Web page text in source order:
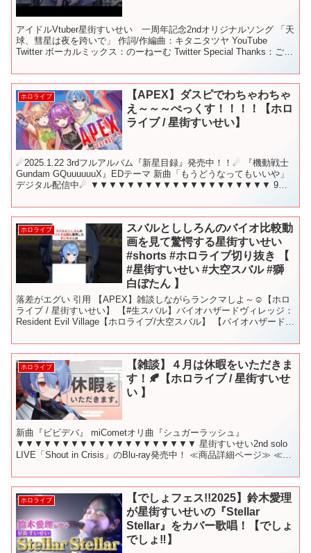
アイドルVtuber星街すいせい 一周年記念2ndオリジナルソング 「天
球、彗星は夜を跨いで」 作詞/作編曲：キタニタツヤ YouTube
Twitter ボーカルミックス：のーねーむ Twitter Special Thanks：ごず
ホロライブ
【APEX】ダスピでわちゃわちゃ
え～～～ぺっくす！！！！【ホロ
ライブ / 星街すいせい】
☄2025.1.22 3rdフルアルバム『新星目録』発売中！！☄ 『機動戦士
Gundam GQuuuuuuX』EDテーマ 新曲「もうどうなってもいいや」
デジタル配信中☄ ▼▼▼▼▼▼▼▼▼▼▼▼▼▼▼▼▼▼▼▼ 9月
ホロライブ
スバルとししろんのバイオ比較動
画を見て驚愕する星街すいせい
#shorts #ホロライブ切り抜き 【
#星街すいせい #大空スバル #獅
白ぼたん 】
落差がエグい 引用 【APEX】雑談しながらランクマしよ～☺【ホロ
ライブ / 星街すいせい】 【#生スバル】バイオハザードヴィレッジ：
Resident Evil Village【ホロライブ/大空スバル】 【バイオハザードヴ
ホロライブ
【雑談】４月は休暇をいただきま
す！🍂【ホロライブ / 星街すいせ
い 】
新曲『ビビデバ』 miCometオリ曲『シュガーラッシュ』
▼▼▼▼▼▼▼▼▼▼▼▼▼▼▼▼▼▼▼▼ 星街すいせい2nd solo
LIVE「Shout in Crisis」のBlu-ray発売中！ ≪商品詳細ページ≫ ≪星
ホロライブ
【でしょフェス!!2025】鈴木愛理
が星街すいせいの『Stellar
Stellar』をカバー歌唱！【でしょ
でしょ‼】